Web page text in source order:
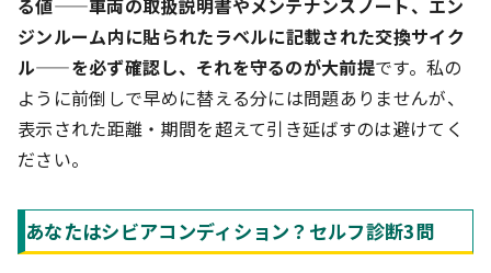
る値——車両の取扱説明書やメンテナンスノート、エン
ジンルーム内に貼られたラベルに記載された交換サイク
ル——を必ず確認し、それを守るのが大前提です。私の
ように前倒しで早めに替える分には問題ありませんが、
表示された距離・期間を超えて引き延ばすのは避けてく
ださい。
あなたはシビアコンディション？セルフ診断3問